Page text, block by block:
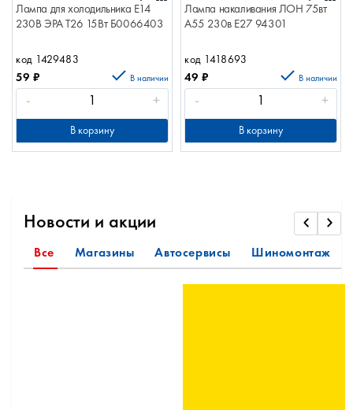
Лампа для холодильника E14
230В ЭРА T26 15Вт Б0066403
код 1429483
59 ₽ В наличии
- +
В корзину
Лампа накаливания ЛОН 75вт
А55 230в Е27 94301
код 1418693
49 ₽ В наличии
- +
В корзину
Новости и акции
Все Магазины Автосервисы Шиномонтаж